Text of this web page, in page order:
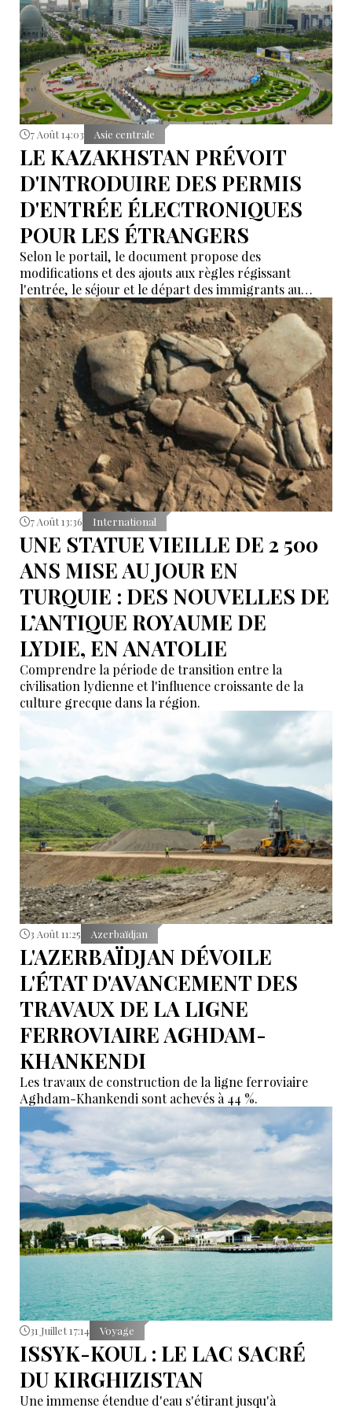
7 Août 14:03 Asie centrale
LE KAZAKHSTAN PRÉVOIT
D'INTRODUIRE DES PERMIS
D'ENTRÉE ÉLECTRONIQUES
POUR LES ÉTRANGERS
Selon le portail, le document propose des
modifications et des ajouts aux règles régissant
l'entrée, le séjour et le départ des immigrants au
Kazakhstan.
7 Août 13:36 International
UNE STATUE VIEILLE DE 2 500
ANS MISE AU JOUR EN
TURQUIE : DES NOUVELLES DE
L’ANTIQUE ROYAUME DE
LYDIE, EN ANATOLIE
Comprendre la période de transition entre la
civilisation lydienne et l'influence croissante de la
culture grecque dans la région.
3 Août 11:25 Azerbaïdjan
L'AZERBAÏDJAN DÉVOILE
L'ÉTAT D'AVANCEMENT DES
TRAVAUX DE LA LIGNE
FERROVIAIRE AGHDAM-
KHANKENDI
Les travaux de construction de la ligne ferroviaire
Aghdam-Khankendi sont achevés à 44 %.
31 Juillet 17:14 Voyage
ISSYK-KOUL : LE LAC SACRÉ
DU KIRGHIZISTAN
Une immense étendue d'eau s'étirant jusqu'à